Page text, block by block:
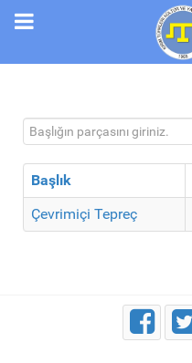
Başlığın parçasını giriniz.
Başlık
Çevrimiçi Tepreç